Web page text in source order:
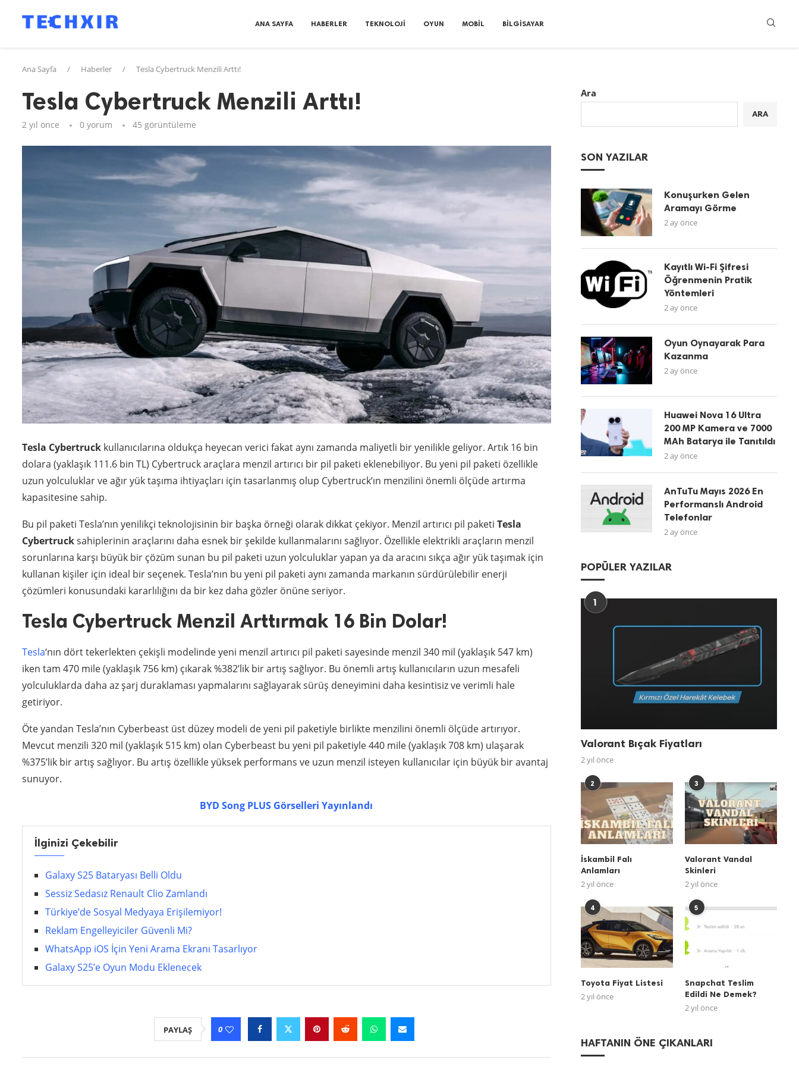
ANA SAYFA HABERLER TEKNOLOJI OYUN MOBIL BILGISAYAR
Ana Sayfa / Haberler / Tesla Cybertruck Menzili Arttı!
Tesla Cybertruck Menzili Arttı!
2 yıl önce 0 yorum 45 görüntüleme
Tesla Cybertruck kullanıcılarına oldukça heyecan verici fakat aynı zamanda maliyetli bir yenilikle geliyor. Artık 16 bin
dolara (yaklaşık 111.6 bin TL) Cybertruck araçlara menzil artırıcı bir pil paketi eklenebiliyor. Bu yeni pil paketi özellikle
uzun yolculuklar ve ağır yük taşıma ihtiyaçları için tasarlanmış olup Cybertruck’ın menzilini önemli ölçüde artırma
kapasitesine sahip.
Bu pil paketi Tesla’nın yenilikçi teknolojisinin bir başka örneği olarak dikkat çekiyor. Menzil artırıcı pil paketi Tesla
Cybertrucksahiplerinin araçlarını daha esnek bir şekilde kullanmalarını sağlıyor. Özellikle elektrikli araçların menzil
sorunlarına karşı büyük bir çözüm sunan bu pil paketi uzun yolculuklar yapan ya da aracını sıkça ağır yük taşımak için
kullanan kişiler için ideal bir seçenek. Tesla’nın bu yeni pil paketi aynı zamanda markanın sürdürülebilir enerji
çözümleri konusundaki kararlılığını da bir kez daha gözler önüne seriyor.
Tesla Cybertruck Menzil Arttırmak 16 Bin Dolar!
Tesla‘nın dört tekerlekten çekişli modelinde yeni menzil artırıcı pil paketi sayesinde menzil 340 mil (yaklaşık 547 km)
iken tam 470 mile (yaklaşık 756 km) çıkarak %382’lik bir artış sağlıyor. Bu önemli artış kullanıcıların uzun mesafeli
yolculuklarda daha az şarj duraklaması yapmalarını sağlayarak sürüş deneyimini daha kesintisiz ve verimli hale
getiriyor.
Öte yandan Tesla’nın Cyberbeast üst düzey modeli de yeni pil paketiyle birlikte menzilini önemli ölçüde artırıyor.
Mevcut menzili 320 mil (yaklaşık 515 km) olan Cyberbeast bu yeni pil paketiyle 440 mile (yaklaşık 708 km) ulaşarak
%375’lik bir artış sağlıyor. Bu artış özellikle yüksek performans ve uzun menzil isteyen kullanıcılar için büyük bir avantaj
sunuyor.
BYD Song PLUS Görselleri Yayınlandı
İlginizi Çekebilir
Galaxy S25 Bataryası Belli Oldu
Sessiz Sedasız Renault Clio Zamlandı
Türkiye’de Sosyal Medyaya Erişilemiyor!
Reklam Engelleyiciler Güvenli Mi?
WhatsApp iOS İçin Yeni Arama Ekranı Tasarlıyor
Galaxy S25’e Oyun Modu Eklenecek
PAYLAŞ 0
Ara
ARA
SON YAZILAR
Konuşurken Gelen
Aramayı Görme
2 ay önce
Kayıtlı Wi-Fi Şifresi
Öğrenmenin Pratik
Yöntemleri
2 ay önce
Oyun Oynayarak Para
Kazanma
2 ay önce
Huawei Nova 16 Ultra
200 MP Kamera ve 7000
MAh Batarya ile Tanıtıldı
2 ay önce
AnTuTu Mayıs 2026 En
Performanslı Android
Telefonlar
2 ay önce
POPÜLER YAZILAR
1
Valorant Bıçak Fiyatları
2 yıl önce
2
İskambil Falı
Anlamları
2 yıl önce
3
Valorant Vandal
Skinleri
2 yıl önce
4
Toyota Fiyat Listesi
2 yıl önce
5
Snapchat Teslim
Edildi Ne Demek?
2 yıl önce
HAFTANIN ÖNE ÇIKANLARI